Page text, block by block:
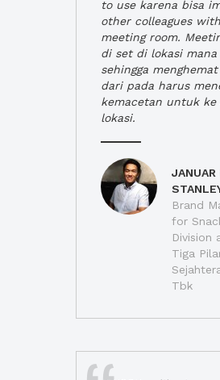
to use karena bisa
other colleagues
meeting room.
di set di lokasi mana
sehingga
dari pada harus
kemacetan untuk ke
lokasi.
JANUAR
Brand
for
Division
Tiga
Tbk